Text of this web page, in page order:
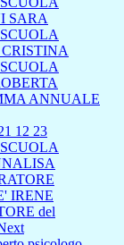
SARA
ANNUALE
12 23
IRENE
del